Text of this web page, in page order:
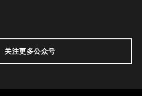
关注更多公众号